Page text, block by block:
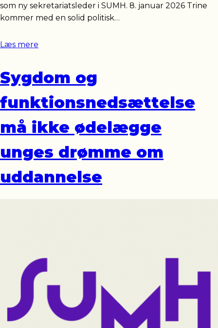
som ny sekretariatsleder i SUMH. 8. januar 2026 Trine
kommer med en solid politisk…
Læs mere
Sygdom og
funktionsnedsættelse
må ikke ødelægge
unges drømme om
uddannelse